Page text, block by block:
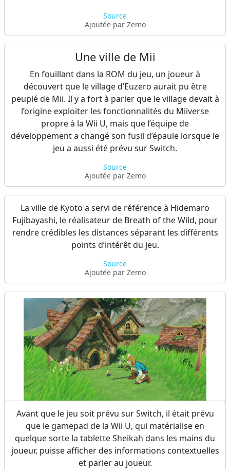
Source
Ajoutée par Zemo
Une ville de Mii
En fouillant dans la ROM du jeu, un joueur à
découvert que le village d’Euzero aurait pu être
peuplé de Mii. Il y a fort à parier que le village devait à
l’origine exploiter les fonctionnalités du Miiverse
propre à la Wii U, mais que l’équipe de
développement a changé son fusil d’épaule lorsque le
jeu a aussi été prévu sur Switch.
Source
Ajoutée par Zemo
La ville de Kyoto a servi de référence à Hidemaro
Fujibayashi, le réalisateur de Breath of the Wild, pour
rendre crédibles les distances séparant les différents
points d’intérêt du jeu.
Source
Ajoutée par Zemo
Il a été envisagé pendant un temps qu’une race de
lilliputiens soit intégrée à Breath of the Wild, mais
l’idée a été écartée. Peut-être que les Minish auraient
pu faire leur retour dans Breath of the Wild.
Source
Avant que le jeu soit prévu sur Switch, il était prévu
que le gamepad de la Wii U, qui matérialise en
quelque sorte la tablette Sheikah dans les mains du
joueur, puisse afficher des informations contextuelles
et parler au joueur.